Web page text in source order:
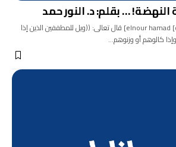
… بقلم: د. النور حمد
elnour hamad [elnourh@gmail.com] قال تعالى: ((ويل للمطففين الذين إذا
كالوهم أو وزنوهم…